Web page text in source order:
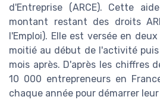
d'Entreprise (ARCE). Cette
montant restant des droits
l'Emploi). Elle est versée en
moitié au début de l'activité
mois après. D'après les chiffres
10 000 entrepreneurs en
chaque année pour démarrer